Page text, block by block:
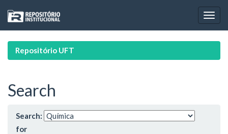
navigation
Repositório UFT
Search
Search:
for